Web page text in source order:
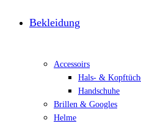
Bekleidung
Accessoirs
Hals- &
Handschuhe
Brillen & Googles
Helme